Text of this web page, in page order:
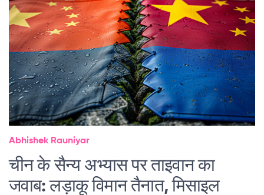
Abhishek Rauniyar
चीन के सैन्य अभ्यास पर ताइवान का
जवाब: लड़ाकू विमान तैनात, मिसाइल